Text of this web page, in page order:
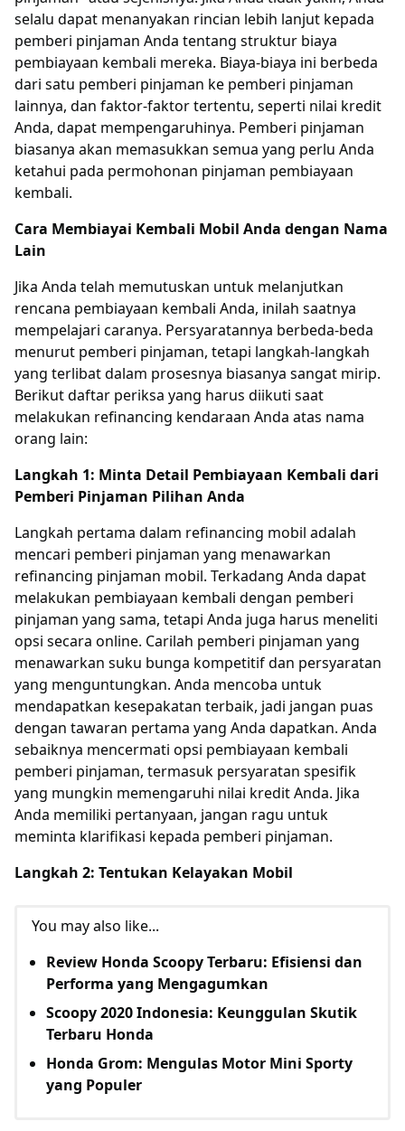
selalu dapat menanyakan rincian lebih lanjut kepada
pemberi pinjaman Anda tentang struktur biaya
pembiayaan kembali mereka. Biaya-biaya ini berbeda
dari satu pemberi pinjaman ke pemberi pinjaman
lainnya, dan faktor-faktor tertentu, seperti nilai kredit
Anda, dapat mempengaruhinya. Pemberi pinjaman
biasanya akan memasukkan semua yang perlu Anda
ketahui pada permohonan pinjaman pembiayaan
kembali.
Cara Membiayai Kembali Mobil Anda dengan Nama
Lain
Jika Anda telah memutuskan untuk melanjutkan
rencana pembiayaan kembali Anda, inilah saatnya
mempelajari caranya. Persyaratannya berbeda-beda
menurut pemberi pinjaman, tetapi langkah-langkah
yang terlibat dalam prosesnya biasanya sangat mirip.
Berikut daftar periksa yang harus diikuti saat
melakukan refinancing kendaraan Anda atas nama
orang lain:
Langkah 1: Minta Detail Pembiayaan Kembali dari
Pemberi Pinjaman Pilihan Anda
Langkah pertama dalam refinancing mobil adalah
mencari pemberi pinjaman yang menawarkan
refinancing pinjaman mobil. Terkadang Anda dapat
melakukan pembiayaan kembali dengan pemberi
pinjaman yang sama, tetapi Anda juga harus meneliti
opsi secara online. Carilah pemberi pinjaman yang
menawarkan suku bunga kompetitif dan persyaratan
yang menguntungkan. Anda mencoba untuk
mendapatkan kesepakatan terbaik, jadi jangan puas
dengan tawaran pertama yang Anda dapatkan. Anda
sebaiknya mencermati opsi pembiayaan kembali
pemberi pinjaman, termasuk persyaratan spesifik
yang mungkin memengaruhi nilai kredit Anda. Jika
Anda memiliki pertanyaan, jangan ragu untuk
meminta klarifikasi kepada pemberi pinjaman.
Langkah 2: Tentukan Kelayakan Mobil
You may also like...
Review Honda Scoopy Terbaru: Efisiensi dan
Performa yang Mengagumkan
Scoopy 2020 Indonesia: Keunggulan Skutik
Terbaru Honda
Honda Grom: Mengulas Motor Mini Sporty
yang Populer